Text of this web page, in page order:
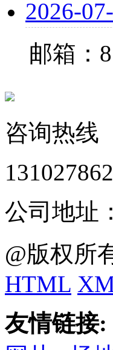
2026-
邮箱：
咨询热线
公司地址
@版权所
HTML
友情链接: